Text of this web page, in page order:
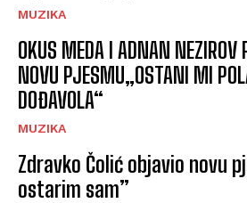
MUZIKA
OKUS MEDA I ADNAN NEZIROV
NOVU PJESMU„OSTANI MI
DOĐAVOLA“
MUZIKA
Zdravko Čolić objavio novu
ostarim sam”